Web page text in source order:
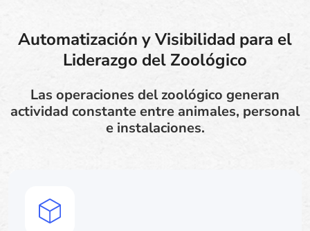
Automatización y Visibilidad para el
Liderazgo del Zoológico
Las operaciones del zoológico generan
actividad constante entre animales, personal
e instalaciones.